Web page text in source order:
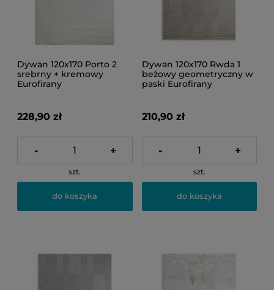
Dywan 120x170 Porto 2
srebrny + kremowy
Eurofirany
228,90 zł
- +
szt.
do koszyka
Dywan 120x170 Rwda 1
beżowy geometryczny w
paski Eurofirany
210,90 zł
- +
szt.
do koszyka